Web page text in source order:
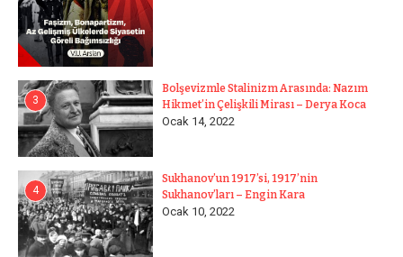
3
Bolşevizmle Stalinizm Arasında: Nazım
Hikmet’in Çelişkili Mirası – Derya Koca
Ocak 14, 2022
4
Sukhanov’un 1917’si, 1917’nin
Sukhanov’ları – Engin Kara
Ocak 10, 2022